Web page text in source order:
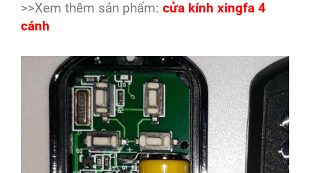
>>Xem thêm sản phẩm: cửa kính xingfa 4
cánh